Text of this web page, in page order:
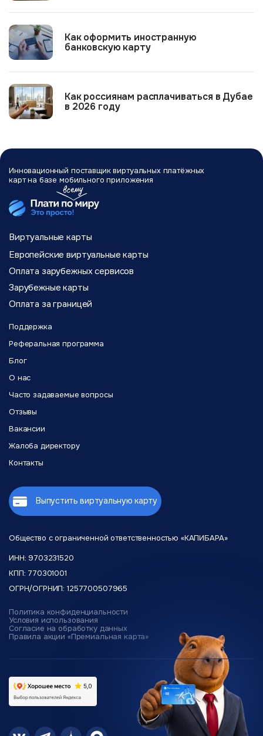
Как оформить иностранную
банковскую карту
Как россиянам расплачиваться в Дубае
в 2026 году
Инновационный поставщик виртуальныхплатёжных
карт на базе мобильного приложения
Общество с ограниченной ответственностью «КАПИБАРА»
ИНН: 9703231520
КПП: 770301001
ОГРН/ОГРНИП: 1257700507965
Виртуальные карты
Европейские виртуальные карты
Оплата зарубежных сервисов
Зарубежные карты
Оплата за границей
Поддержка
Реферальная программа
Блог
О нас
Часто задаваемые вопросы
Отзывы
Вакансии
Жалоба директору
Контакты
Выпустить виртуальную карту
Политика конфиденциальности
Условия использования
Согласие на обработку данных
Правила акции «Премиальная карта»